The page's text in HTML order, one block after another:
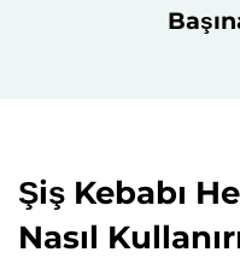
Şiş Kebabı
Nasıl